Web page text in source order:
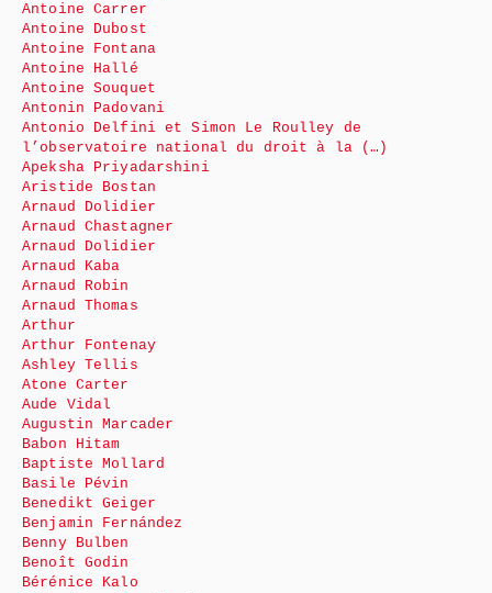
Antoine Carrer
Antoine Dubost
Antoine Fontana
Antoine Hallé
Antoine Souquet
Antonin Padovani
Antonio Delfini et Simon Le Roulley de
l’observatoire national du droit à la (…)
Apeksha Priyadarshini
Aristide Bostan
Arnaud Dolidier
Arnaud Chastagner
Arnaud Dolidier
Arnaud Kaba
Arnaud Robin
Arnaud Thomas
Arthur
Arthur Fontenay
Ashley Tellis
Atone Carter
Aude Vidal
Augustin Marcader
Babon Hitam
Baptiste Mollard
Basile Pévin
Benedikt Geiger
Benjamin Fernández
Benny Bulben
Benoît Godin
Bérénice Kalo